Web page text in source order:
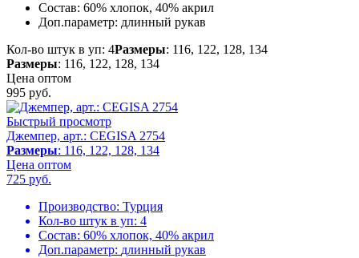
Состав: 60% хлопок, 40% акрил
Доп.параметр: длинный рукав
Кол-во штук в уп: 4Размеры: 116, 122, 128, 134
Размеры: 116, 122, 128, 134
Цена оптом
995 руб.
Быстрый просмотр
Джемпер, арт.: CEGISA 2754
Размеры: 116, 122, 128, 134
Цена оптом
725 руб.
Производство: Турция
Кол-во штук в уп: 4
Состав: 60% хлопок, 40% акрил
Доп.параметр: длинный рукав